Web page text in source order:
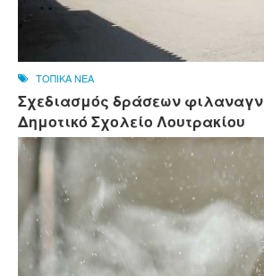
ΤΟΠΙΚΑ ΝΕΑ
Σχεδιασμός δράσεων
Δημοτικό Σχολείο Λουτρακίου